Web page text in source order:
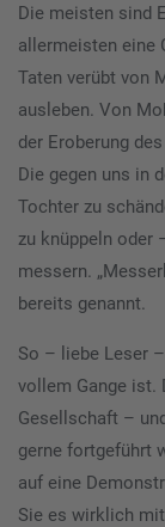
Die meisten sind
allermeisten eine
Taten verübt von
ausleben. Von
der Eroberung
Die gegen uns in
Tochter zu
zu knüppeln oder
messern.
bereits genannt.
So – liebe Leser
vollem Gange ist.
Gesellschaft –
gerne fortgeführt
auf eine
Sie es wirklich